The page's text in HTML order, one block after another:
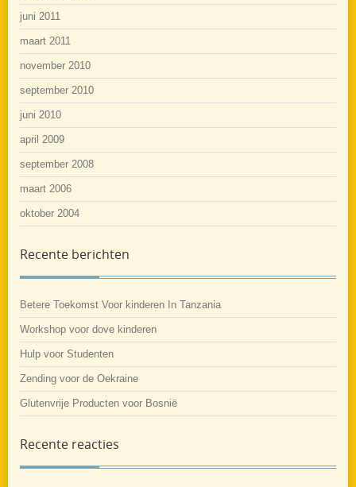
juni 2011
maart 2011
november 2010
september 2010
juni 2010
april 2009
september 2008
maart 2006
oktober 2004
Recente berichten
Betere Toekomst Voor kinderen In Tanzania
Workshop voor dove kinderen
Hulp voor Studenten
Zending voor de Oekraine
Glutenvrije Producten voor Bosnië
Recente reacties